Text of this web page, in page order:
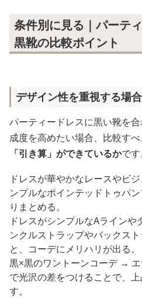
条件別に見る｜パーテ
黒靴の比較ポイント
デザイン性を重視する場
パーティードレスに黒い靴を
成度を高めたい場合、比較す
「引き算」ができているかです
ドレスが華やかなレースやビ
ンプルなポインテッドトゥパ
りまとめる。
ドレスがシンプルなAライン
ンクルストラップやバックス
と、コーデにメリハリが出る。
黒×黒のワントーンコーデ →
で光沢の差をつけることで、
す。